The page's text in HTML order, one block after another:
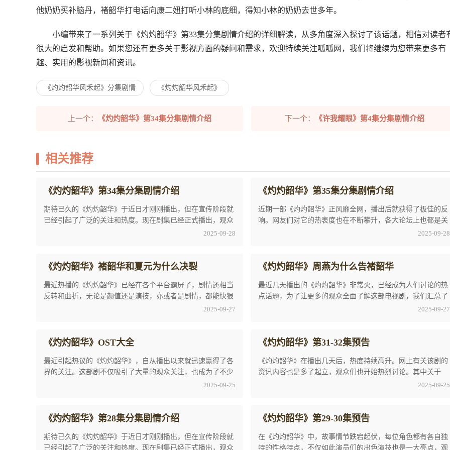
他奶奶买补脑丹，褚韶华打电话向康二妞打听小林的底细，得知小林的奶奶去世多年。
小编带来了一系列关于《灼灼韶华》第33集分集剧情介绍的详细解读，从多角度深入探讨了该话题，相信对读者
很大的启发和帮助。如果您还有更多关于影视方面的疑问和需求，欢迎持续关注呱呱网，我们将继续为您带来更多有
趣、实用的影视新闻和资讯。
《灼灼韶华风禾起》分集剧情 《灼灼韶华风禾起》
上一个： 《灼灼韶华》第34集分集剧情介绍 下一个： 《许我耀眼》第4集分集剧情介绍
相关推荐
《灼灼韶华》第34集分集剧情介绍
期待已久的《灼灼韶华》于近日才刚刚播出，但在宣传阶段就
已经引起了广泛的关注和热度。现在剧集已经正式播出，观众
2025-09-28
《灼灼韶华》第35集分集剧情介绍
近期一部《灼灼韶华》正风靡全网，播出后就获得了极佳的反
响。网友们对它的热衷度也在不断攀升，各大论坛上也都是关
2025-09-28
《灼灼韶华》褚韶华和夏元为什么决裂
最近热播的《灼灼韶华》已经在各个平台霸屏了，剧情还相当
反转和曲折，无论是颜值还是演技，亦或者是剧情，都能快狠
2025-09-27
《灼灼韶华》周燕为什么告褚韶华
最近几天播出的《灼灼韶华》非常火，已经成为人们讨论的热
点话题，为了让更多的观众全面了解这部电视剧，我们汇总了
2025-09-27
《灼灼韶华》OST大全
最近引起热议的《灼灼韶华》，自从播出以来就迅速赢得了各
界的关注。这部剧不仅吸引了大量的观众关注，也成为了不少
2025-09-25
《灼灼韶华》第31-32集预告
《灼灼韶华》在播出几天后，热度持续高升。网上有关该剧的
资讯内容也是多了起立，观众们也开始热烈讨论。其中关于
2025-09-25
《灼灼韶华》第28集分集剧情介绍
期待已久的《灼灼韶华》于近日才刚刚播出，但在宣传阶段就
已经引起了广泛的关注和热度。现在剧集已经正式播出，观众
《灼灼韶华》第29-30集预告
在《灼灼韶华》中，故事情节跌宕起伏，每位角色都有各自独
特的性格特点，不仅如此演员们的出色演技也是一大亮点，观